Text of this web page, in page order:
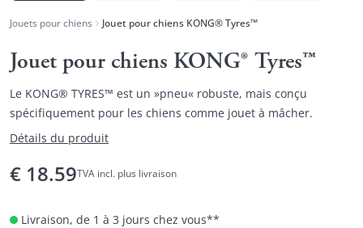
Jouets pour chiens Jouet pour chiens KONG® Tyres™
Jouet pour chiens KONG® Tyres™
Le KONG® TYRES™ est un »pneu« robuste, mais conçu
spécifiquement pour les chiens comme jouet à mâcher.
Détails du produit
€ 18.59TVA incl. plus livraison
Livraison, de 1 à 3 jours chez vous**